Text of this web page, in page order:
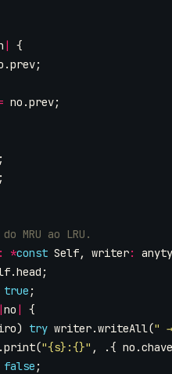
|
{
.prev;
no .prev;
;
;
: *const Self, writer:
.head ;
true ;
|no |
{
) try writer.writeAll("
.print("{s}:{}" , .{ no .chave
false ;